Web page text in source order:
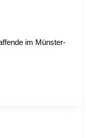
im Müns­ter­